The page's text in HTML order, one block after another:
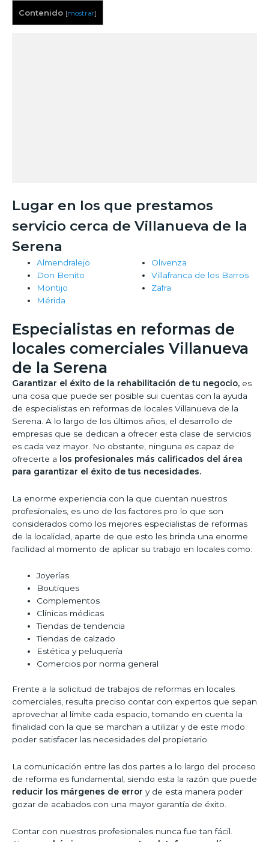
Contenido [mostrar]
Lugar en los que prestamos
servicio cerca de Villanueva de la
Serena
Almendralejo
Don Benito
Montijo
Mérida
Olivenza
Villafranca de los Barros
Zafra
Especialistas en reformas de
locales comerciales Villanueva
de la Serena
Garantizar el éxito de la rehabilitación de tu negocio, es
una cosa que puede ser posible sui cuentas con la ayuda
de especialistas en reformas de locales Villanueva de la
Serena. A lo largo de los últimos años, el desarrollo de
empresas que se dedican a ofrecer esta clase de servicios
es cada vez mayor. No obstante, ninguna es capaz de
ofrecerte a
los profesionales más calificados del área
para garantizar el éxito de tus necesidades.
La enorme experiencia con la que cuentan nuestros
profesionales, es uno de los factores pro lo que son
considerados como los mejores especialistas de reformas
de la localidad, aparte de que esto les brinda una enorme
facilidad al momento de aplicar su trabajo en locales como:
Joyerías
Boutiques
Complementos
Clínicas médicas
Tiendas de tendencia
Tiendas de calzado
Estética y peluquería
Comercios por norma general
Frente a la solicitud de trabajos de reformas en locales
comerciales, resulta preciso contar con expertos que sepan
aprovechar al límite cada espacio, tomando en cuenta la
finalidad con la que se marchan a utilizar y de este modo
poder satisfacer las necesidades del propietario.
La comunicación entre las dos partes a lo largo del proceso
de reforma es fundamental, siendo esta la razón que puede
reducir los márgenes de error y de esta manera poder
gozar de acabados con una mayor garantía de éxito.
Contar con nuestros profesionales nunca fue tan fácil.